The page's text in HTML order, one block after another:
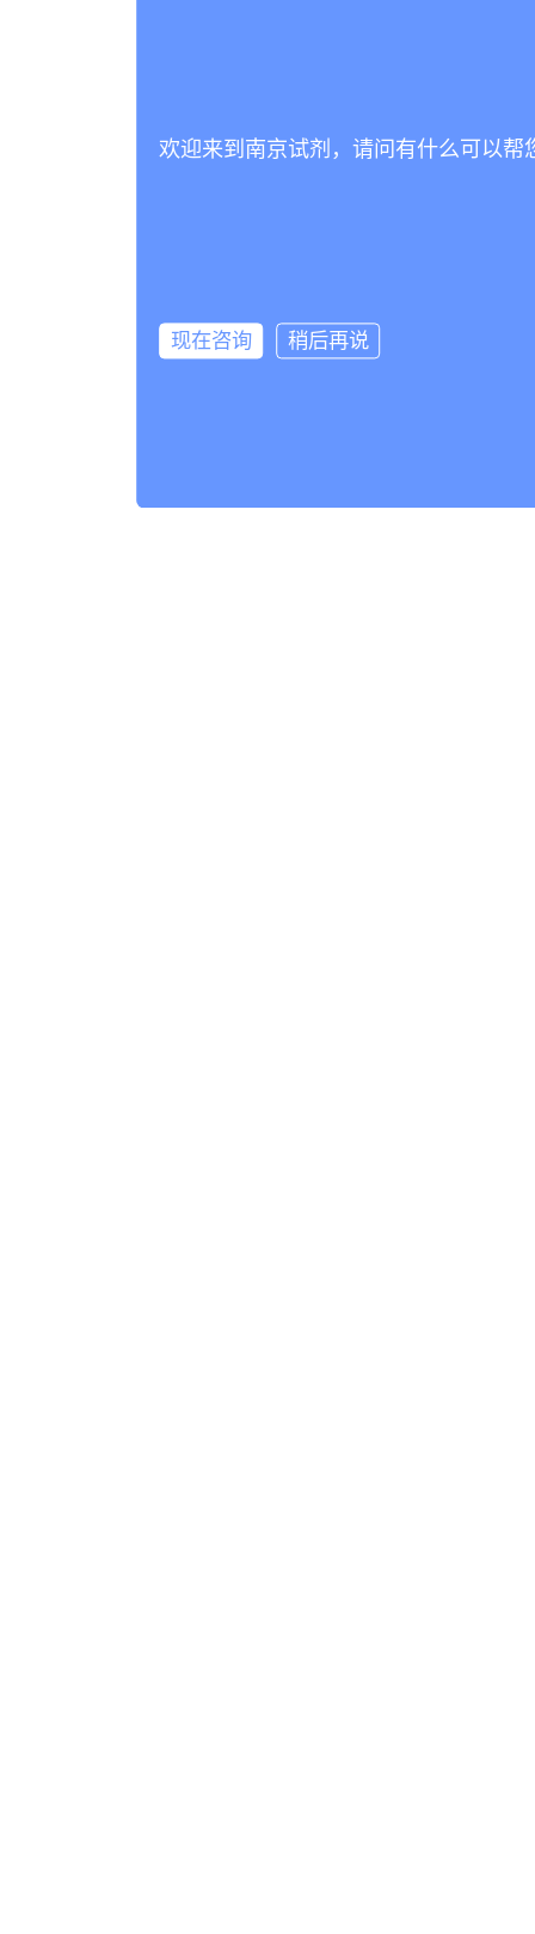
欢迎来到南京试剂，请问有什么可以帮
现在咨询 稍后再说